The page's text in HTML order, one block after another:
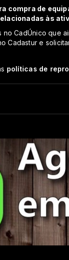
compra de
às
no CadÚnico que
Cadastur e
políticas de